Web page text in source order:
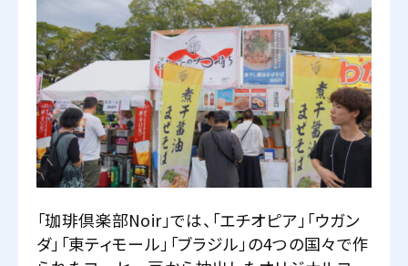
「珈琲倶楽部Noir」では、「エチオピア」「ウガン
ダ」「東ティモール」「ブラジル」の4つの国々で作